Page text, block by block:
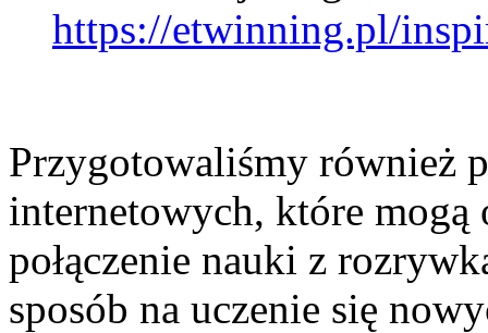
https://etwinning.pl/
Przygotowaliśmy również
internetowych, które mogą
połączenie nauki z
sposób na uczenie się